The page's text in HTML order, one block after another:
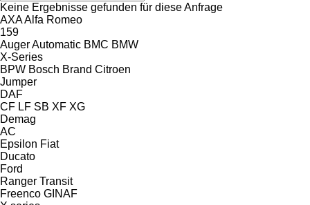
Keine Ergebnisse gefunden für diese Anfrage
AXAAlfa Romeo
159
AugerAutomatic BMC BMW
X-Series
BPW Bosch Brand Citroen
Jumper
DAF
CF LF SB XF XG
Demag
AC
Epsilon Fiat
Ducato
Ford
Ranger Transit
Freenco GINAF